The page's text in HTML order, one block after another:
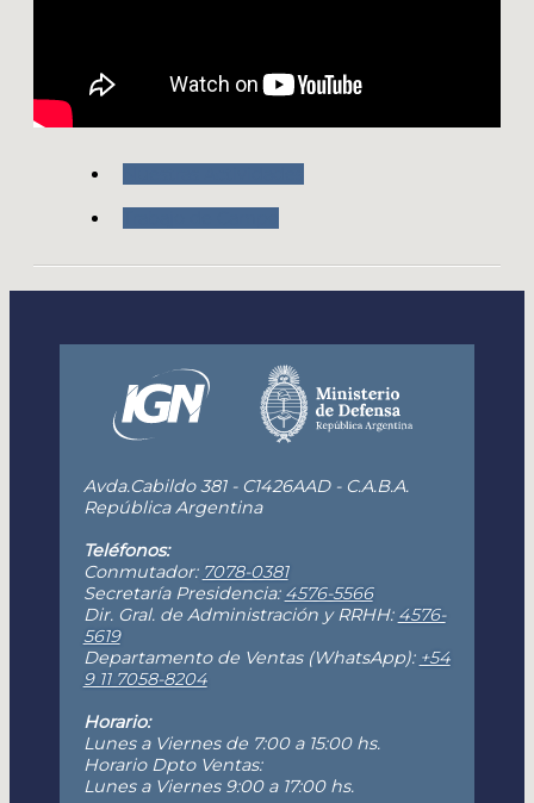
Avda.Cabildo 381 - C1426AAD - C.A.B.A.
República Argentina
Teléfonos:
Conmutador: 7078-0381
Secretaría Presidencia: 4576-5566
Dir. Gral. de Administración y RRHH: 4576-
5619
Departamento de Ventas (WhatsApp): +54
9 11 7058-8204
Horario:
Lunes a Viernes de 7:00 a 15:00 hs.
Horario Dpto Ventas:
Lunes a Viernes 9:00 a 17:00 hs.